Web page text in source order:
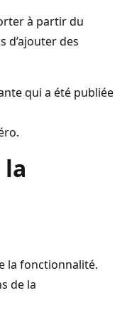
à partir du
d’ajouter des
qui a été publiée
la
la fonctionnalité.
de la